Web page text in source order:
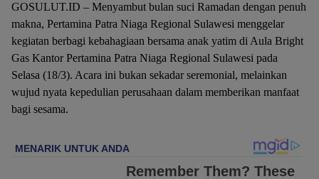
GOSULUT.ID – Menyambut bulan suci Ramadan dengan penuh
makna, Pertamina Patra Niaga Regional Sulawesi menggelar
kegiatan berbagi kebahagiaan bersama anak yatim di Aula Bright
Gas Kantor Pertamina Patra Niaga Regional Sulawesi pada
Selasa (18/3). Acara ini bukan sekadar seremonial, melainkan
wujud nyata kepedulian perusahaan dalam memberikan manfaat
bagi sesama.